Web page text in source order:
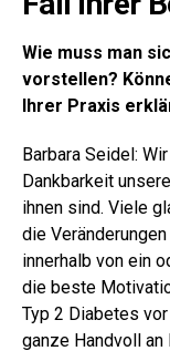
Wie muss man
vorstellen?
Ihrer Praxis
Barbara Seidel:
Dankbarkeit
ihnen sind. Viele
die
innerhalb von ein
die beste
Typ 2 Diabetes
ganze Handvoll